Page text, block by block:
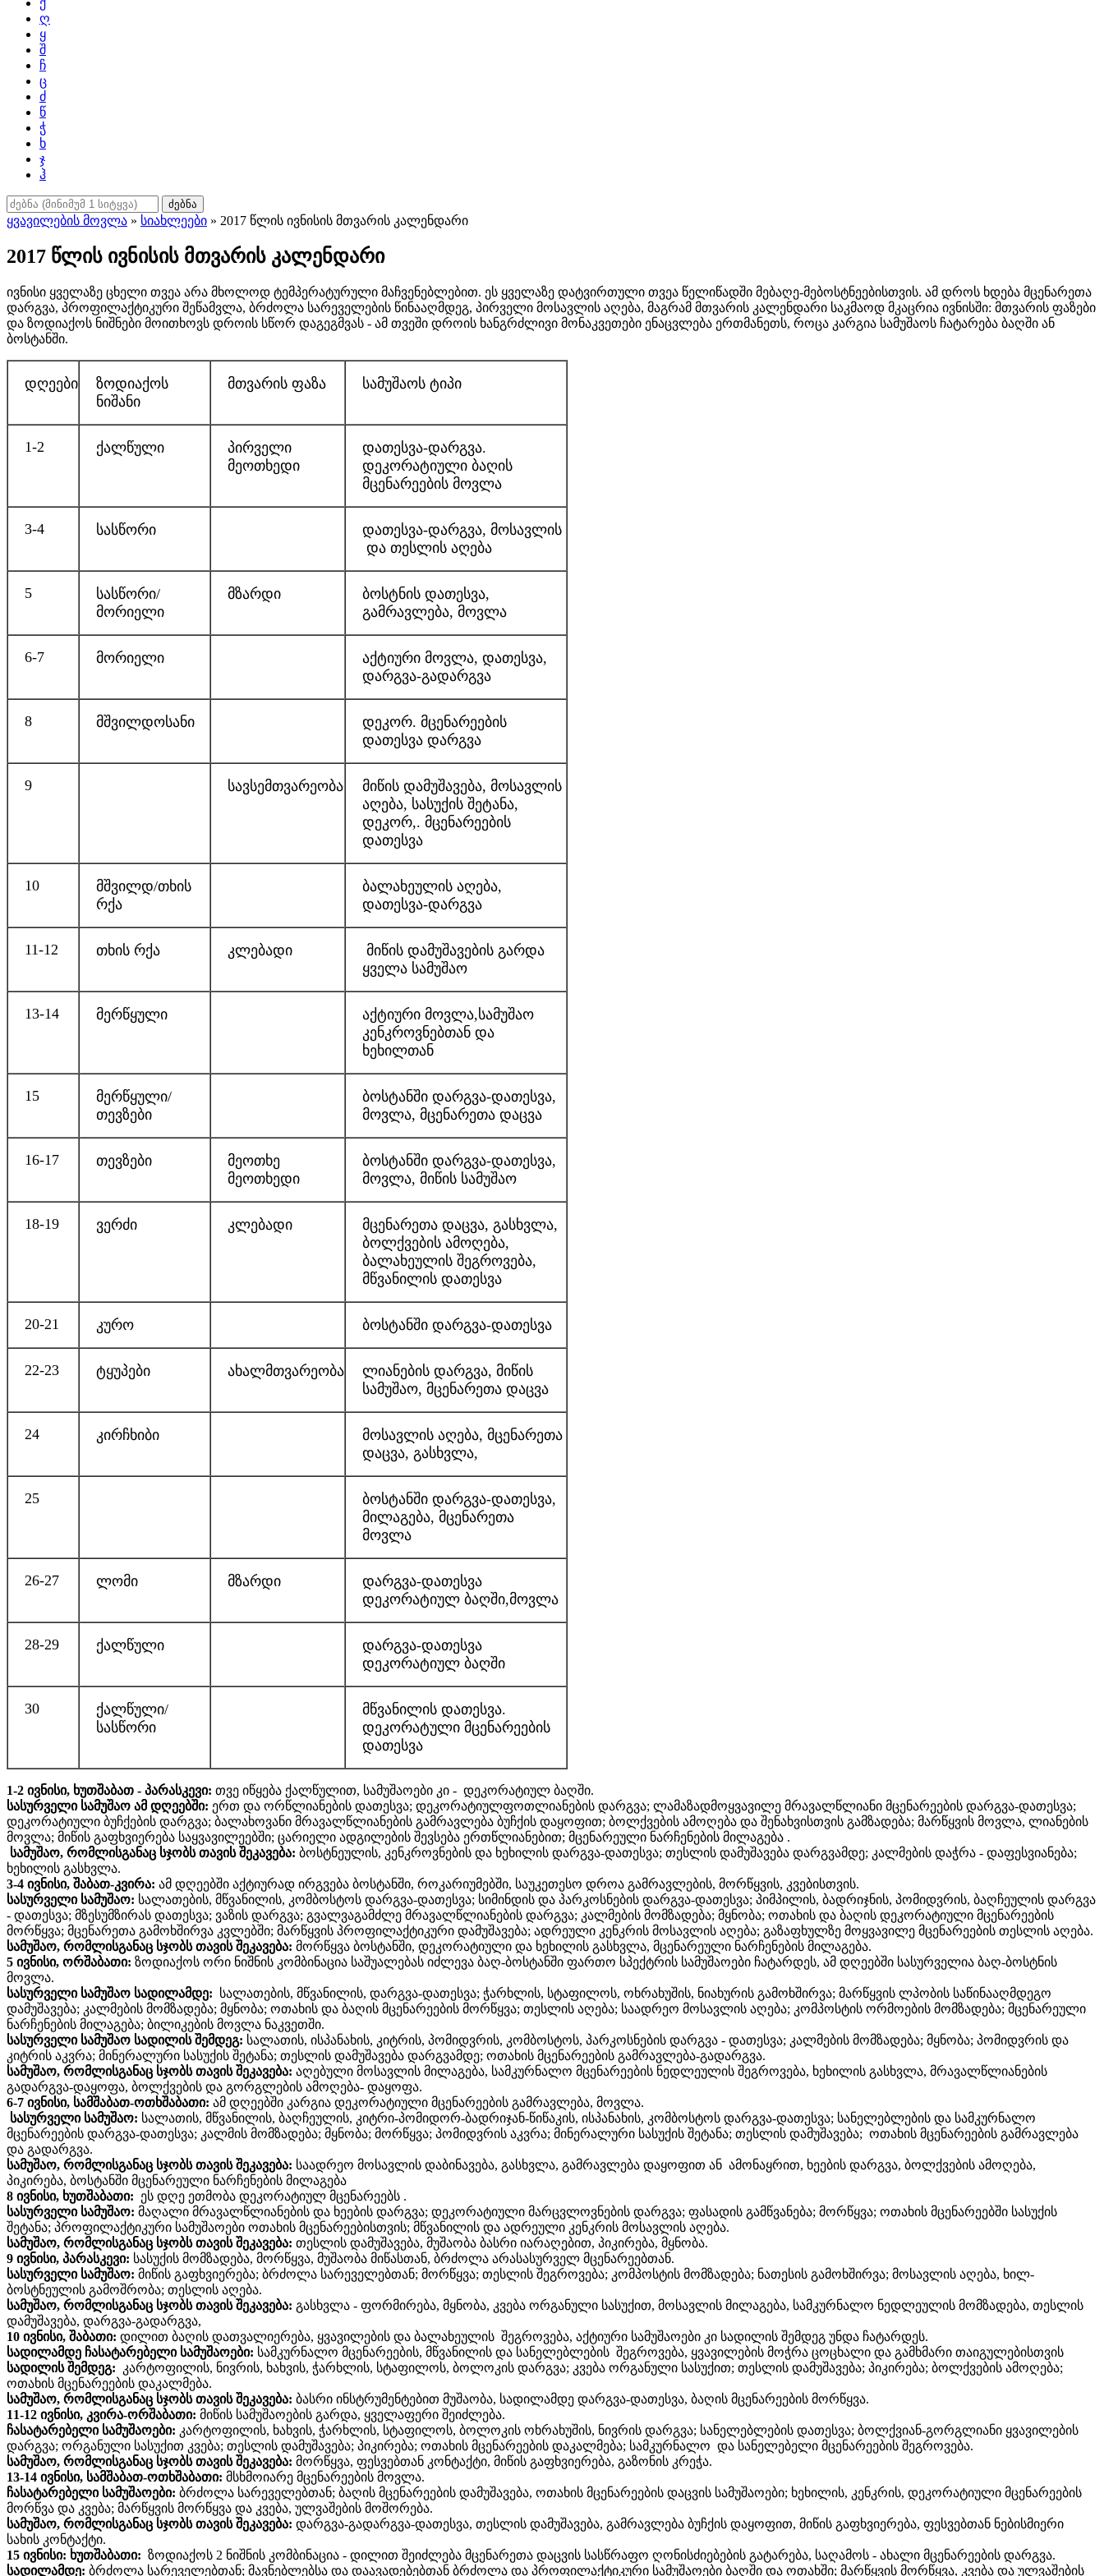
ქ
ღ
ყ
შ
ჩ
ც
ძ
წ
ჭ
ხ
ჯ
ჰ
ძებნა
ყვავილების მოვლა » სიახლეები » 2017 წლის ივნისის მთვარის კალენდარი
2017 წლის ივნისის მთვარის კალენდარი
ივნისი ყველაზე ცხელი თვეა არა მხოლოდ ტემპერატურული მაჩვენებლებით. ეს ყველაზე დატვირთული თვეა წელიწადში მებაღე-მებოსტნეებისთვის. ამ დროს ხდება მცენარეთა
დარგვა, პროფილაქტიკური შეწამვლა, ბრძოლა სარეველების წინააღმდეგ, პირველი მოსავლის აღება, მაგრამ მთვარის კალენდარი საკმაოდ მკაცრია ივნისში: მთვარის ფაზები
და ზოდიაქოს ნიშნები მოითხოვს დროის სწორ დაგეგმვას - ამ თვეში დროის ხანგრძლივი მონაკვეთები ენაცვლება ერთმანეთს, როცა კარგია სამუშაოს ჩატარება ბაღში ან
ბოსტანში.
დღეები
ზოდიაქოს
ნიშანი
მთვარის ფაზა სამუშაოს ტიპი
1-2 ქალწული
პირველი
მეოთხედი
დათესვა-დარგვა.
დეკორატიული ბაღის
მცენარეების მოვლა
3-4 სასწორი
დათესვა-დარგვა, მოსავლის
და თესლის აღება
5
სასწორი/
მორიელი
მზარდი
ბოსტნის დათესვა,
გამრავლება, მოვლა
6-7 მორიელი
აქტიური მოვლა, დათესვა,
დარგვა-გადარგვა
8 მშვილდოსანი
დეკორ. მცენარეების
დათესვა დარგვა
9 სავსემთვარეობა
მიწის დამუშავება, მოსავლის
აღება, სასუქის შეტანა,
დეკორ,. მცენარეების
დათესვა
10
მშვილდ/თხის
რქა
ბალახეულის აღება,
დათესვა-დარგვა
11-12 თხის რქა კლებადი
მიწის დამუშავების გარდა
ყველა სამუშაო
13-14 მერწყული
აქტიური მოვლა,სამუშაო
კენკროვნებთან და
ხეხილთან
15
მერწყული/
თევზები
ბოსტანში დარგვა-დათესვა,
მოვლა, მცენარეთა დაცვა
16-17 თევზები
მეოთხე
მეოთხედი
ბოსტანში დარგვა-დათესვა,
მოვლა, მიწის სამუშაო
18-19 ვერძი კლებადი
მცენარეთა დაცვა, გასხვლა,
ბოლქვების ამოღება,
ბალახეულის შეგროვება,
მწვანილის დათესვა
20-21 კურო ბოსტანში დარგვა-დათესვა
22-23 ტყუპები ახალმთვარეობა
ლიანების დარგვა, მიწის
სამუშაო, მცენარეთა დაცვა
24 კირჩხიბი
მოსავლის აღება, მცენარეთა
დაცვა, გასხვლა,
25
ბოსტანში დარგვა-დათესვა,
მილაგება, მცენარეთა
მოვლა
26-27 ლომი მზარდი
დარგვა-დათესვა
დეკორატიულ ბაღში,მოვლა
28-29 ქალწული
დარგვა-დათესვა
დეკორატიულ ბაღში
30
ქალწული/
სასწორი
მწვანილის დათესვა.
დეკორატული მცენარეების
დათესვა
1-2 ივნისი, ხუთშაბათ - პარასკევი: თვე იწყება ქალწულით, სამუშაოები კი - დეკორატიულ ბაღში.
სასურველი სამუშაო ამ დღეებში: ერთ და ორწლიანების დათესვა; დეკორატიულფოთლიანების დარგვა; ლამაზადმოყვავილე მრავალწლიანი მცენარეების დარგვა-დათესვა;
დეკორატიული ბუჩქების დარგვა; ბალახოვანი მრავალწლიანების გამრავლება ბუჩქის დაყოფით; ბოლქვების ამოღება და შენახვისთვის გამზადება; მარწყვის მოვლა, ლიანების
მოვლა; მიწის გაფხვიერება საყვავილეებში; ცარიელი ადგილების შევსება ერთწლიანებით; მცენარეული ნარჩენების მილაგება .
სამუშაო, რომლისგანაც სჯობს თავის შეკავება: ბოსტნეულის, კენკროვნების და ხეხილის დარგვა-დათესვა; თესლის დამუშავება დარგვამდე; კალმების დაჭრა - დაფესვიანება;
ხეხილის გასხვლა.
3-4 ივნისი, შაბათ-კვირა: ამ დღეებში აქტიურად ირგვება ბოსტანში, როკარიუმებში, საუკეთესო დროა გამრავლების, მორწყვის, კვებისთვის.
სასურველი სამუშაო: სალათების, მწვანილის, კომბოსტოს დარგვა-დათესვა; სიმინდის და პარკოსნების დარგვა-დათესვა; პიმპილის, ბადრიჯნის, პომიდვრის, ბაღჩეულის დარგვა
- დათესვა; მზესუმზირას დათესვა; ვაზის დარგვა; გვალვაგამძლე მრავალწლიანების დარგვა; კალმების მომზადება; მყნობა; ოთახის და ბაღის დეკორატიული მცენარეების
მორწყვა; მცენარეთა გამოხშირვა კვლებში; მარწყვის პროფილაქტიკური დამუშავება; ადრეული კენკრის მოსავლის აღება; გაზაფხულზე მოყვავილე მცენარეების თესლის აღება.
სამუშაო, რომლისგანაც სჯობს თავის შეკავება: მორწყვა ბოსტანში, დეკორატიული და ხეხილის გასხვლა, მცენარეული ნარჩენების მილაგება.
5 ივნისი, ორშაბათი: ზოდიაქოს ორი ნიშნის კომბინაცია საშუალებას იძლევა ბაღ-ბოსტანში ფართო სპექტრის სამუშაოები ჩატარდეს, ამ დღეებში სასურველია ბაღ-ბოსტნის
მოვლა.
სასურველი სამუშაო სადილამდე: სალათების, მწვანილის, დარგვა-დათესვა; ჭარხლის, სტაფილოს, ოხრახუშის, ნიახურის გამოხშირვა; მარწყვის ლპობის საწინააღმდეგო
დამუშავება; კალმების მომზადება; მყნობა; ოთახის და ბაღის მცენარეების მორწყვა; თესლის აღება; საადრეო მოსავლის აღება; კომპოსტის ორმოების მომზადება; მცენარეული
ნარჩენების მილაგება; ბილიკების მოვლა ნაკვეთში.
სასურველი სამუშაო სადილის შემდეგ: სალათის, ისპანახის, კიტრის, პომიდვრის, კომბოსტოს, პარკოსნების დარგვა - დათესვა; კალმების მომზადება; მყნობა; პომიდვრის და
კიტრის აკვრა; მინერალური სასუქის შეტანა; თესლის დამუშავება დარგვამდე; ოთახის მცენარეების გამრავლება-გადარგვა.
სამუშაო, რომლისგანაც სჯობს თავის შეკავება: აღებული მოსავლის მილაგება, სამკურნალო მცენარეების ნედლეულის შეგროვება, ხეხილის გასხვლა, მრავალწლიანების
გადარგვა-დაყოფა, ბოლქვების და გორგლების ამოღება- დაყოფა.
6-7 ივნისი, სამშაბათ-ოთხშაბათი: ამ დღეებში კარგია დეკორატიული მცენარეების გამრავლება, მოვლა.
სასურველი სამუშაო: სალათის, მწვანილის, ბაღჩეულის, კიტრი-პომიდორ-ბადრიჯან-წიწაკის, ისპანახის, კომბოსტოს დარგვა-დათესვა; სანელებლების და სამკურნალო
მცენარეების დარგვა-დათესვა; კალმის მომზადება; მყნობა; მორწყვა; პომიდვრის აკვრა; მინერალური სასუქის შეტანა; თესლის დამუშავება; ოთახის მცენარეების გამრავლება
და გადარგვა.
სამუშაო, რომლისგანაც სჯობს თავის შეკავება: საადრეო მოსავლის დაბინავება, გასხვლა, გამრავლება დაყოფით ან ამონაყრით, ხეების დარგვა, ბოლქვების ამოღება,
პიკირება, ბოსტანში მცენარეული ნარჩენების მილაგება
8 ივნისი, ხუთშაბათი: ეს დღე ეთმობა დეკორატიულ მცენარეებს .
სასურველი სამუშაო: მაღალი მრავალწლიანების და ხეების დარგვა; დეკორატიული მარცვლოვნების დარგვა; ფასადის გამწვანება; მორწყვა; ოთახის მცენარეებში სასუქის
შეტანა; პროფილაქტიკური სამუშაოები ოთახის მცენარეებისთვის; მწვანილის და ადრეული კენკრის მოსავლის აღება.
სამუშაო, რომლისგანაც სჯობს თავის შეკავება: თესლის დამუშავება, მუშაობა ბასრი იარაღებით, პიკირება, მყნობა.
9 ივნისი, პარასკევი: სასუქის მომზადება, მორწყვა, მუშაობა მიწასთან, ბრძოლა არასასურველ მცენარეებთან.
სასურველი სამუშაო: მიწის გაფხვიერება; ბრძოლა სარეველებთან; მორწყვა; თესლის შეგროვება; კომპოსტის მომზადება; ნათესის გამოხშირვა; მოსავლის აღება, ხილ-
ბოსტნეულის გამოშრობა; თესლის აღება.
სამუშაო, რომლისგანაც სჯობს თავის შეკავება: გასხვლა - ფორმირება, მყნობა, კვება ორგანული სასუქით, მოსავლის მილაგება, სამკურნალო ნედლეულის მომზადება, თესლის
დამუშავება, დარგვა-გადარგვა,
10 ივნისი, შაბათი: დილით ბაღის დათვალიერება, ყვავილების და ბალახეულის შეგროვება, აქტიური სამუშაოები კი სადილის შემდეგ უნდა ჩატარდეს.
სადილამდე ჩასატარებელი სამუშაოები: სამკურნალო მცენარეების, მწვანილის და სანელებლების შეგროვება, ყვავილების მოჭრა ცოცხალი და გამხმარი თაიგულებისთვის
სადილის შემდეგ: კარტოფილის, ნივრის, ხახვის, ჭარხლის, სტაფილოს, ბოლოკის დარგვა; კვება ორგანული სასუქით; თესლის დამუშავება; პიკირება; ბოლქვების ამოღება;
ოთახის მცენარეების დაკალმება.
სამუშაო, რომლისგანაც სჯობს თავის შეკავება: ბასრი ინსტრუმენტებით მუშაობა, სადილამდე დარგვა-დათესვა, ბაღის მცენარეების მორწყვა.
11-12 ივნისი, კვირა-ორშაბათი: მიწის სამუშაოების გარდა, ყველაფერი შეიძლება.
ჩასატარებელი სამუშაოები: კარტოფილის, ხახვის, ჭარხლის, სტაფილოს, ბოლოკის ოხრახუშის, ნივრის დარგვა; სანელებლების დათესვა; ბოლქვიან-გორგლიანი ყვავილების
დარგვა; ორგანული სასუქით კვება; თესლის დამუშავება; პიკირება; ოთახის მცენარეების დაკალმება; სამკურნალო და სანელებელი მცენარეების შეგროვება.
სამუშაო, რომლისგანაც სჯობს თავის შეკავება: მორწყვა, ფესვებთან კონტაქტი, მიწის გაფხვიერება, გაზონის კრეჭა.
13-14 ივნისი, სამშაბათ-ოთხშაბათი: მსხმოიარე მცენარეების მოვლა.
ჩასატარებელი სამუშაოები: ბრძოლა სარეველებთან; ბაღის მცენარეების დამუშავება, ოთახის მცენარეების დაცვის სამუშაოები; ხეხილის, კენკრის, დეკორატიული მცენარეების
მორწვა და კვება; მარწყვის მორწყვა და კვება, ულვაშების მოშორება.
სამუშაო, რომლისგანაც სჯობს თავის შეკავება: დარგვა-გადარგვა-დათესვა, თესლის დამუშავება, გამრავლება ბუჩქის დაყოფით, მიწის გაფხვიერება, ფესვებთან ნებისმიერი
სახის კონტაქტი.
15 ივნისი: ხუთშაბათი: ზოდიაქოს 2 ნიშნის კომბინაცია - დილით შეიძლება მცენარეთა დაცვის სასწრაფო ღონისძიებების გატარება, საღამოს - ახალი მცენარეების დარგვა.
სადილამდე: ბრძოლა სარეველებთან; მავნებლებსა და დაავადებებთან ბრძოლა და პროფილაქტიკური სამუშაოები ბაღში და ოთახში; მარწყვის მორწყვა, კვება და ულვაშების